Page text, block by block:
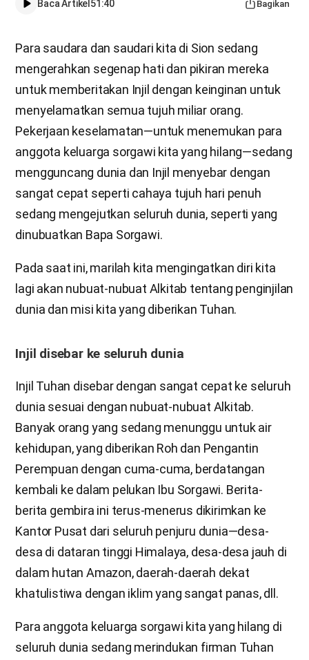
Baca Artikel 51:40 Bagikan
Para saudara dan saudari kita di Sion sedang
mengerahkan segenap hati dan pikiran mereka
untuk memberitakan Injil dengan keinginan untuk
menyelamatkan semua tujuh miliar orang.
Pekerjaan keselamatan—untuk menemukan para
anggota keluarga sorgawi kita yang hilang—sedang
mengguncang dunia dan Injil menyebar dengan
sangat cepat seperti cahaya tujuh hari penuh
sedang mengejutkan seluruh dunia, seperti yang
dinubuatkan Bapa Sorgawi.
Pada saat ini, marilah kita mengingatkan diri kita
lagi akan nubuat-nubuat Alkitab tentang penginjilan
dunia dan misi kita yang diberikan Tuhan.
Injil disebar ke seluruh dunia
Injil Tuhan disebar dengan sangat cepat ke seluruh
dunia sesuai dengan nubuat-nubuat Alkitab.
Banyak orang yang sedang menunggu untuk air
kehidupan, yang diberikan Roh dan Pengantin
Perempuan dengan cuma-cuma, berdatangan
kembali ke dalam pelukan Ibu Sorgawi. Berita-
berita gembira ini terus-menerus dikirimkan ke
Kantor Pusat dari seluruh penjuru dunia—desa-
desa di dataran tinggi Himalaya, desa-desa jauh di
dalam hutan Amazon, daerah-daerah dekat
khatulistiwa dengan iklim yang sangat panas, dll.
Para anggota keluarga sorgawi kita yang hilang di
seluruh dunia sedang merindukan firman Tuhan